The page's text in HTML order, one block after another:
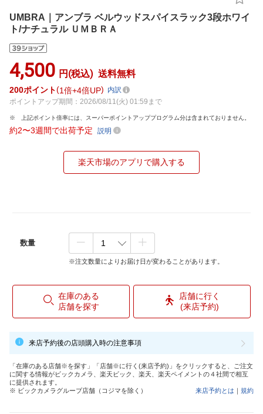
UMBRA｜アンブラ ベルウッドスパイスラック3段ホワイ
ト/ナチュラル ＵＭＢＲＡ
4,500 円(税込) 送料無料
200ポイント 1倍 4倍UP
内訳
ポイントアップ期間：2026/08/11(火) 01:59まで
上記ポイント倍率には、スーパーポイントアッププログラム分は含まれておりません。
約2〜3週間で出荷予定 説明
楽天市場のアプリで購入する
数量
※注文数量によりお届け日が変わることがあります。
在庫のある
店舗を探す
店舗に行く
(来店予約)
来店予約後の店頭購入時の注意事項
「在庫のある店舗※を探す」「店舗※に行く(来店予約)」をクリックすると、ご注文
に関する情報がビックカメラ、楽天ビック、楽天、楽天ペイメントの４社間で相互
に提供されます。
※ ビックカメラグループ店舗（コジマを除く）
来店予約とは ｜ 規約